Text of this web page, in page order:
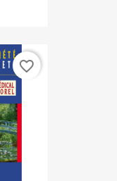
favorite_border